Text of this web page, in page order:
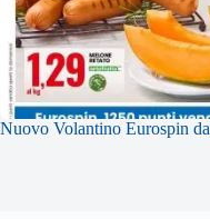
Nuovo Volantino Eurospin